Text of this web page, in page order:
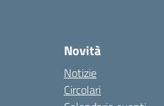
Novità
Notizie
Circolari